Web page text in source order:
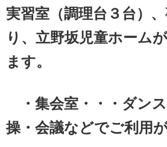
実習室（調理台３台）
り、立野坂児童ホーム
ます。
・集会室・・・ダン
操・会議などでご利用